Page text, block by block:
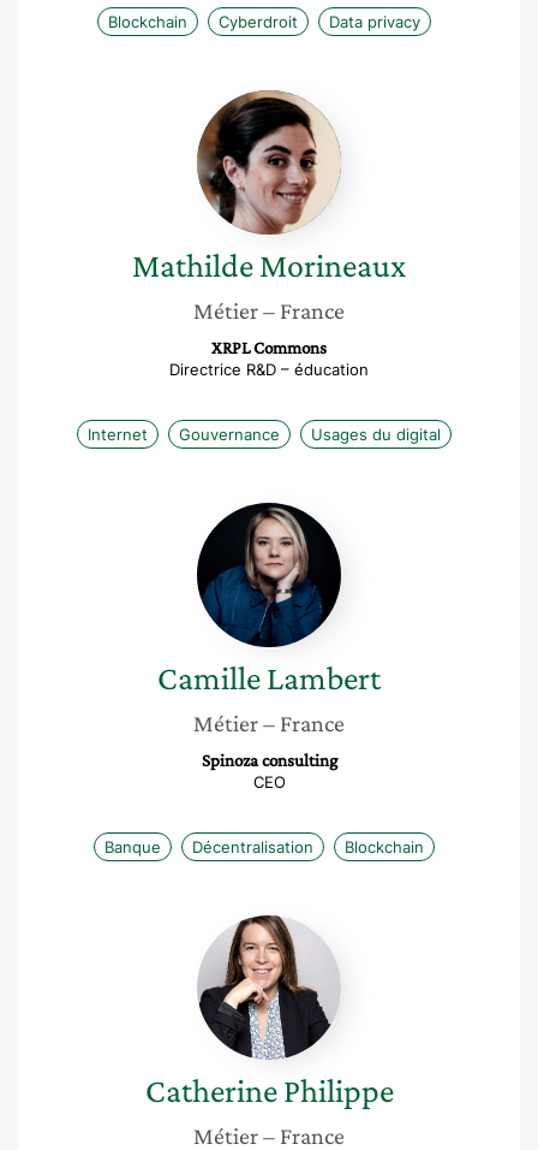
Blockchain Cyberdroit Data privacy
Mathilde
Morineaux
MathildeMorineaux
Métier– France
XRPL Commons
Directrice R&D – éducation
Internet Gouvernance Usages du digital
Camille
Lambert
CamilleLambert
Métier– France
Spinoza consulting
CEO
Banque Décentralisation Blockchain
Catherine
Philippe
Catherine Philippe
Métier– France